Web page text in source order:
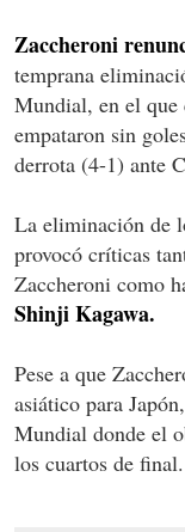
Zaccheroni
temprana
Mundial, en el que
empataron sin
derrota (4-1) ante
La eliminación de
provocó críticas
Zaccheroni como
Shinji Kagawa.
Pese a que
asiático para
Mundial donde el
los cuartos de final.